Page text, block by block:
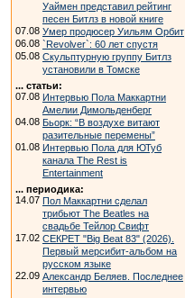
Уаймен представил рейтинг
песен Битлз в новой книге
07.08 Умер продюсер Уильям Орбит
06.08 `Revolver`: 60 лет спустя
05.08 Скульптурную группу Битлз
установили в Томске
... статьи:
07.08 Интервью Пола Маккартни
Амелии Димольденберг
04.08 Бьорк: “В воздухе витают
разительные перемены”
01.08 Интервью Пола для ЮТуб
канала The Rest is
Entertainment
... периодика:
14.07 Пол Маккартни сделал
трибьют The Beatles на
свадьбе Тейлор Свифт
17.02 СЕКРЕТ "Big Beat 83" (2026).
Первый мерсибит-альбом на
русском языке
22.09 Александр Беляев. Последнее
интервью